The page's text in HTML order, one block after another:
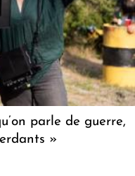
parle de guerre,
»